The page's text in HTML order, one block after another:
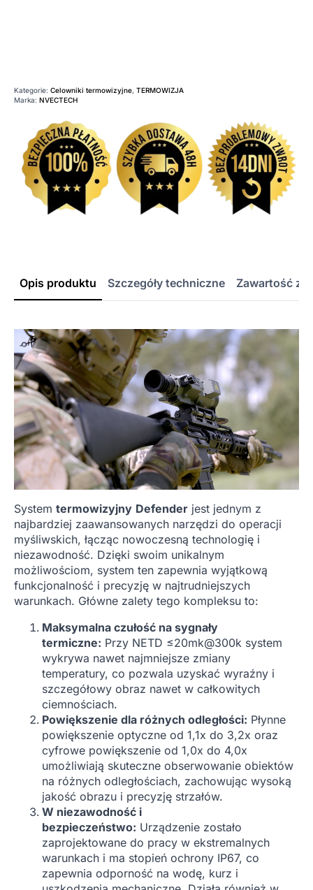
Kategorie: Celowniki termowizyjne, TERMOWIZJA
Marka: NVECTECH
Opis produktu Szczegóły techniczne Zawartość
System termowizyjny Defender jest jednym z
najbardziej zaawansowanych narzędzi do operacji
myśliwskich, łącząc nowoczesną technologię i
niezawodność. Dzięki swoim unikalnym
możliwościom, system ten zapewnia wyjątkową
funkcjonalność i precyzję w najtrudniejszych
warunkach. Główne zalety tego kompleksu to:
Maksymalna czułość na sygnały
termiczne: Przy NETD ≤20mk@300k system
wykrywa nawet najmniejsze zmiany
temperatury, co pozwala uzyskać wyraźny i
szczegółowy obraz nawet w całkowitych
ciemnościach.
Powiększenie dla różnych odległości: Płynne
powiększenie optyczne od 1,1x do 3,2x oraz
cyfrowe powiększenie od 1,0x do 4,0x
umożliwiają skuteczne obserwowanie obiektów
na różnych odległościach, zachowując wysoką
jakość obrazu i precyzję strzałów.
W niezawodność i
bezpieczeństwo: Urządzenie zostało
zaprojektowane do pracy w ekstremalnych
warunkach i ma stopień ochrony IP67, co
zapewnia odporność na wodę, kurz i